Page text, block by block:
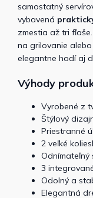
samostatný
vybavená
zmestia až tri
na grilovanie
elegantne hodí aj
Výhody
Vyrobené z
Štýlový
Priestranné
2 veľké
Odnímateľný
3
Odolný a
Elegantná